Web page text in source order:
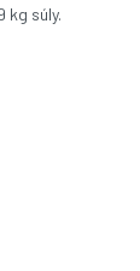
kg súly.